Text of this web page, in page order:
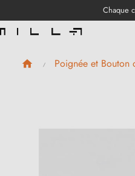
Chaque
Poignée et Bouton